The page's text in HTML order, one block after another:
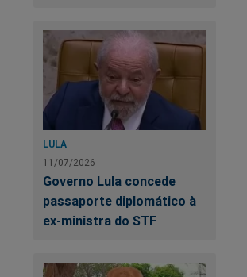
LULA
11/07/2026
Governo Lula concede
passaporte diplomático à
ex-ministra do STF